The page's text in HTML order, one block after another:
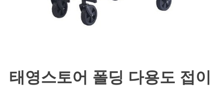
태영스토어 폴딩 다용도 접이